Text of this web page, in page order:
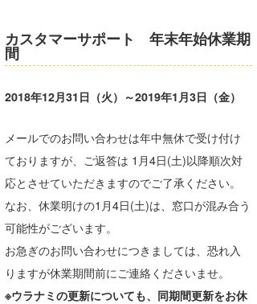
カスタマーサポート 年末年始休業期
間
2018年12月31日（火）～2019年1月3日（金）
メールでのお問い合わせは年中無休で受け付け
ておりますが、ご返答は 1月4日(土)以降順次対
応とさせていただきますのでご了承ください。
なお、休業明けの1月4日(土)は、窓口が混み合う
可能性がございます。
お急ぎのお問い合わせにつきましては、恐れ入
りますが休業期間前にご連絡くださいませ。
※ウラナミの更新についても、同期間更新をお休
四国
ライター/寄稿メディア
Core Surf Japan